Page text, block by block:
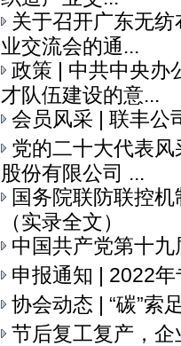
关于召开广东无纺
业交流会的通...
政策 | 中共中央办
才队伍建设的意...
会员风采 | 联丰公
党的二十大代表
股份有限公司 ...
国务院联防联控
（实录全文）
中国共产党第十
申报通知 | 2022
协会动态 | “碳”
节后复工复产，